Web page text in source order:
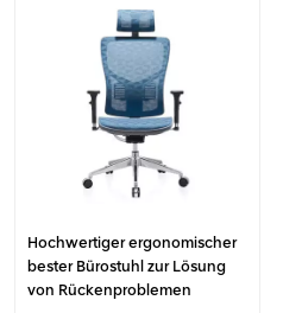
Hochwertiger ergonomischer
bester Bürostuhl zur Lösung
von Rückenproblemen